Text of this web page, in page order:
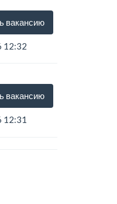
вакансию
12:32
вакансию
12:31